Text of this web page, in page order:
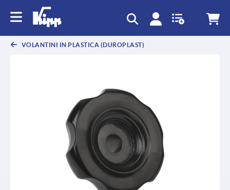
VOLANTINI IN PLASTICA (DUROPLAST)